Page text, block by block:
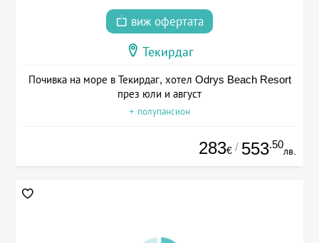
виж офертата
Текирдаг
Почивка на море в Текирдаг, хотел Odrys Beach Resort
през юли и август
+ полупансион
283€ / 553.50
лв.